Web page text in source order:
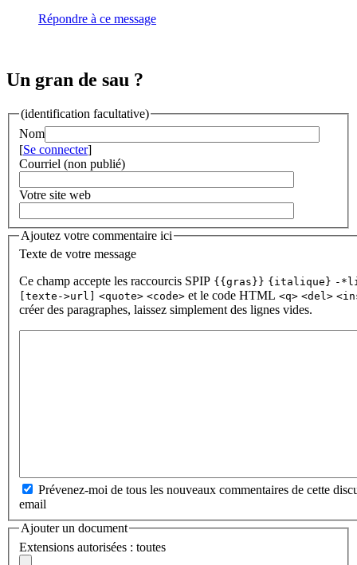
Répondre à ce message
Un gran de sau ?
(identification facultative)
Nom
[Se connecter]
Courriel (non publié)
Votre site web
Ajoutez votre commentaire ici
Texte de votre message
Ce champ accepte les raccourcis SPIP {{gras}} {italique} -
[texte->url]
<quote> <code> et le code HTML <q> <del>
créer des paragraphes, laissez simplement des lignes vides.
Prévenez-moi de tous les nouveaux commentaires de cette
email
Ajouter un document
Extensions autorisées : toutes